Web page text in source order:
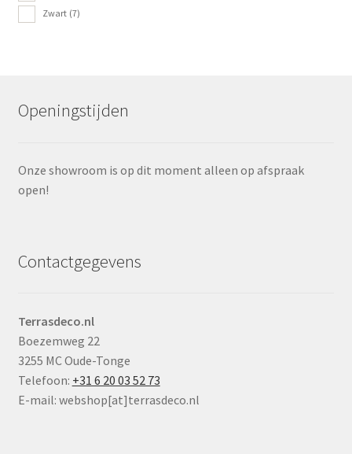
Zwart (7)
Openingstijden
Onze showroom is op dit moment alleen op afspraak
open!
Contactgegevens
Terrasdeco.nl
Boezemweg 22
3255 MC Oude-Tonge
Telefoon: +31 6 20 03 52 73
E-mail: webshop[at]terrasdeco.nl